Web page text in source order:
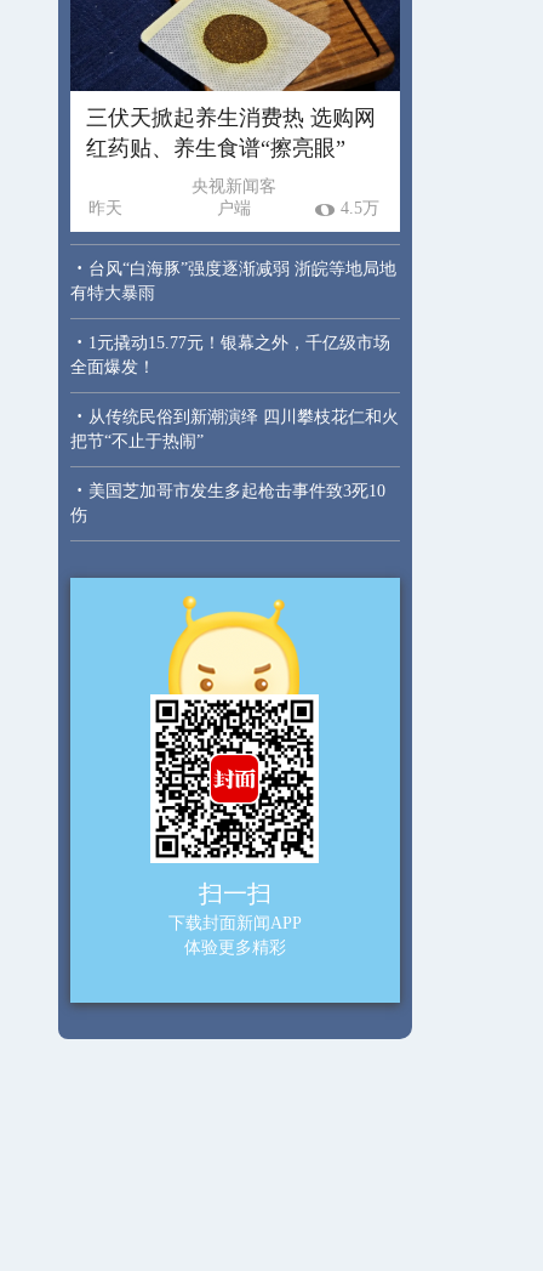
三伏天掀起养生消费热 选购网
红药贴、养生食谱“擦亮眼”
昨天
央视新闻客
户端
4.5万
· 台风“白海豚”强度逐渐减弱 浙皖等地局地
有特大暴雨
· 1元撬动15.77元！银幕之外，千亿级市场
全面爆发！
· 从传统民俗到新潮演绎 四川攀枝花仁和火
把节“不止于热闹”
· 美国芝加哥市发生多起枪击事件致3死10
伤
扫一扫
下载封面新闻APP
体验更多精彩